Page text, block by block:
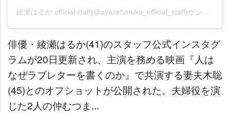
綾瀬はるか official staff(@ayaseharuka_official_staff)がシェアした投稿
俳優・綾瀬はるか(41)のスタッフ公式インスタグ
ラムが20日更新され、主演を務める映画『人は
なぜラブレターを書くのか』で共演する妻夫木聡
(45)とのオフショットが公開された。夫婦役を演
じた2人の仲むつま...